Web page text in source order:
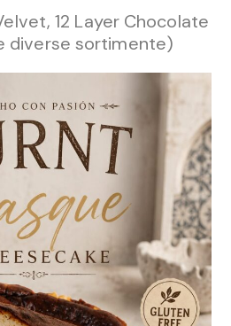
12 Layer Chocolate
diverse sortimente)